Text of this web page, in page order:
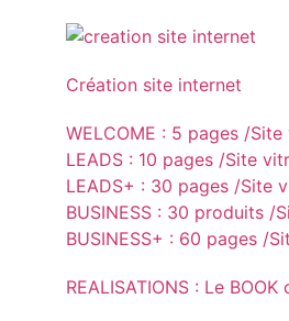
Création site internet
WELCOME : 5 pages /
LEADS : 10 pages /Site
LEADS+ : 30 pages /Site
BUSINESS : 30 produits /
BUSINESS+ : 60 pages /
REALISATIONS : Le